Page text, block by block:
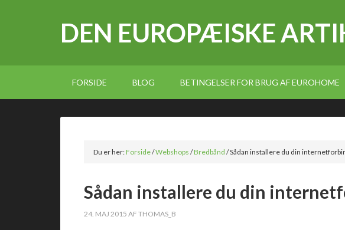
DEN EUROPÆISKE
FORSIDE BLOG BETINGELSER FOR BRUG AF EUROHOME
Du er her:Forside/Webshops /Bredbånd /Sådan installere du din
Sådan installere du din
24. MAJ 2015 AF THOMAS_B